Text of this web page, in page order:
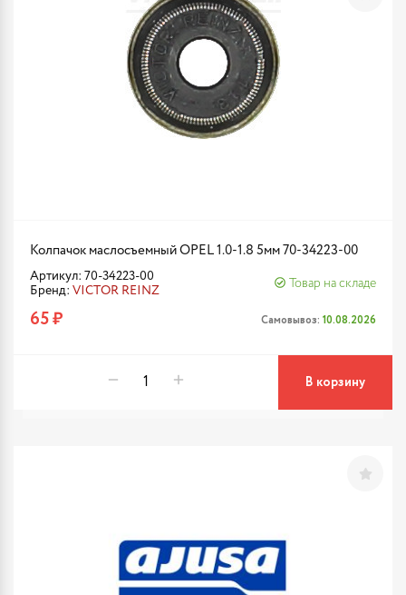
Колпачок маслосъемный OPEL 1.0-1.8 5мм 70-34223-00
Артикул: 70-34223-00
Бренд: VICTOR REINZ
Товар на складе
65 ₽ Самовывоз: 10.08.2026
В корзину